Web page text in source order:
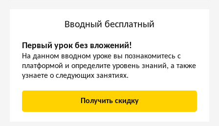
Вводный бесплатный
Первый урок без вложений!
На данном вводном уроке вы познакомитесь с
платформой и определите уровень знаний, а также
узнаете о следующих занятиях.
Получить скидку